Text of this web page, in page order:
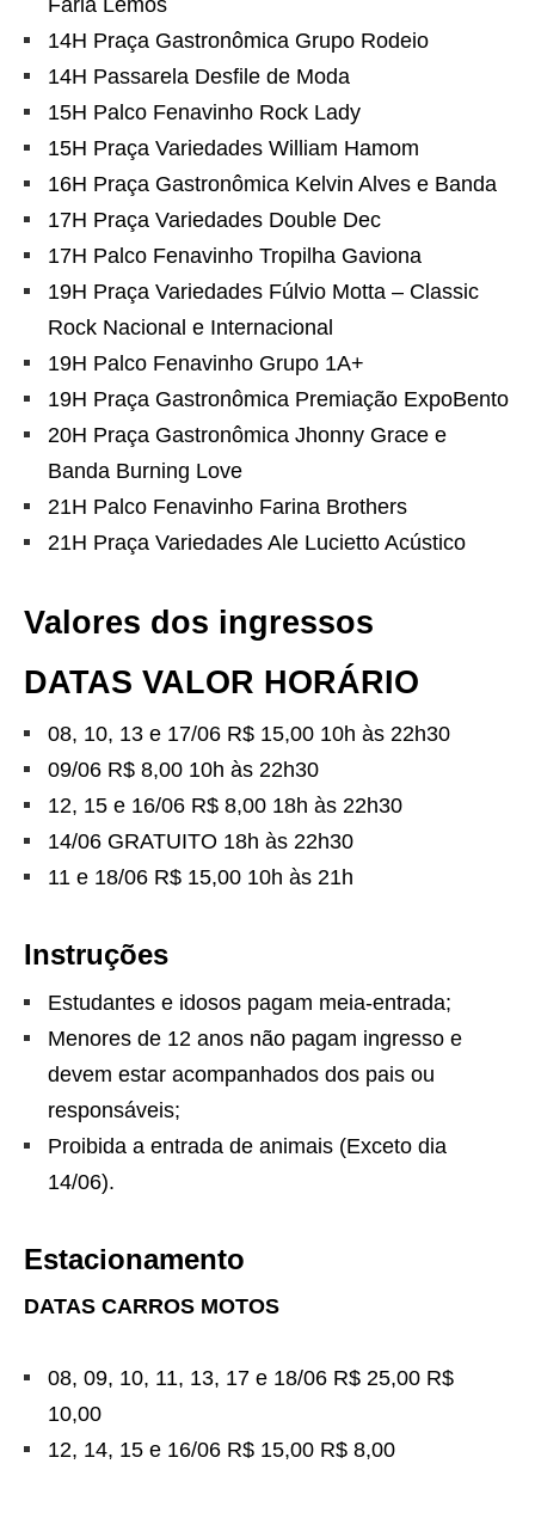
Faria Lemos
14H Praça Gastronômica Grupo Rodeio
14H Passarela Desfile de Moda
15H Palco Fenavinho Rock Lady
15H Praça Variedades William Hamom
16H Praça Gastronômica Kelvin Alves e Banda
17H Praça Variedades Double Dec
17H Palco Fenavinho Tropilha Gaviona
19H Praça Variedades Fúlvio Motta – Classic
Rock Nacional e Internacional
19H Palco Fenavinho Grupo 1A+
19H Praça Gastronômica Premiação ExpoBento
20H Praça Gastronômica Jhonny Grace e
Banda Burning Love
21H Palco Fenavinho Farina Brothers
21H Praça Variedades Ale Lucietto Acústico
Valores dos ingressos
DATAS VALOR HORÁRIO
08, 10, 13 e 17/06 R$ 15,00 10h às 22h30
09/06 R$ 8,00 10h às 22h30
12, 15 e 16/06 R$ 8,00 18h às 22h30
14/06 GRATUITO 18h às 22h30
11 e 18/06 R$ 15,00 10h às 21h
Instruções
Estudantes e idosos pagam meia-entrada;
Menores de 12 anos não pagam ingresso e
devem estar acompanhados dos pais ou
responsáveis;
Proibida a entrada de animais (Exceto dia
14/06).
Estacionamento
DATAS CARROS MOTOS
08, 09, 10, 11, 13, 17 e 18/06 R$ 25,00 R$
10,00
12, 14, 15 e 16/06 R$ 15,00 R$ 8,00